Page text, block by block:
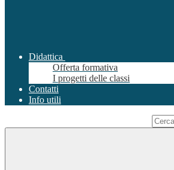
Didattica
Offerta formativa
I progetti delle classi
Contatti
Info utili